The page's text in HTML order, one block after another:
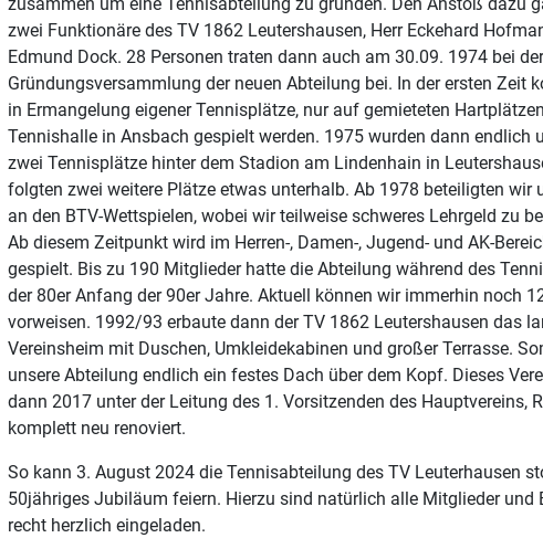
zwei Funktionäre des TV 1862 Leutershausen, Herr Eckehard
Edmund Dock. 28 Personen traten dann auch am 30.09. 1974 bei
Gründungsversammlung der neuen Abteilung bei. In der ersten Zeit
in Ermangelung eigener Tennisplätze, nur auf gemieteten
Tennishalle in Ansbach gespielt werden. 1975 wurden dann endlich
zwei Tennisplätze hinter dem Stadion am Lindenhain in
folgten zwei weitere Plätze etwas unterhalb. Ab 1978 beteiligten wir
an den BTV-Wettspielen, wobei wir teilweise schweres Lehrgeld zu
Ab diesem Zeitpunkt wird im Herren-, Damen-, Jugend- und AK-
gespielt. Bis zu 190 Mitglieder hatte die Abteilung während des
der 80er Anfang der 90er Jahre. Aktuell können wir immerhin noch
vorweisen. 1992/93 erbaute dann der TV 1862 Leutershausen das
Vereinsheim mit Duschen, Umkleidekabinen und großer Terrasse.
unsere Abteilung endlich ein festes Dach über dem Kopf. Dieses
dann 2017 unter der Leitung des 1. Vorsitzenden des Hauptvereins,
komplett neu renoviert.
So kann 3. August 2024 die Tennisabteilung des TV Leuterhausen
50jähriges Jubiläum feiern. Hierzu sind natürlich alle Mitglieder und
recht herzlich eingeladen.